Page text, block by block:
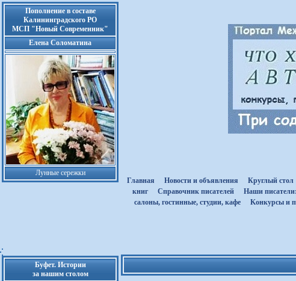
Пополнение в составе
Калининградского РО
МСП "Новый Современник"
Елена Соломатина
Лунные сережки
Главная
Новости и объявления Круглый стол
книг
Cправочник писателей Наши
салоны, гостинные, студии, кафе
Kонкурсы и
Буфет. Истории
за нашим столом